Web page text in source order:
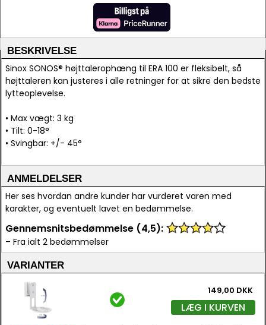
BESKRIVELSE
Sinox SONOS® højttalerophæng til ERA 100 er fleksibelt, så
højttaleren kan justeres i alle retninger for at sikre den bedste
lytteoplevelse.
• Max vægt: 3 kg
• Tilt: 0-18°
• Svingbar: +/- 45°
ANMELDELSER
Her ses hvordan andre kunder har vurderet varen med
karakter, og eventuelt lavet en bedømmelse.
Gennemsnitsbedømmelse (4,5):
– Fra ialt 2 bedømmelser
VARIANTER
149,00 DKK
LÆG I KURVEN